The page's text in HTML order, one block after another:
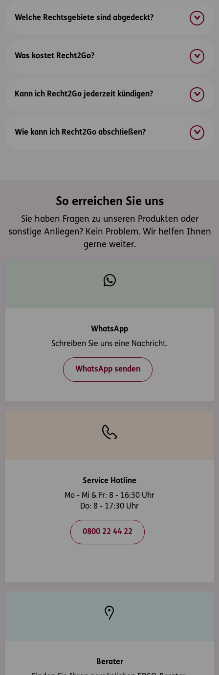
Welche Rechtsgebiete sind abgedeckt?
Was kostet Recht2Go?
Kann ich Recht2Go jederzeit kündigen?
Wie kann ich Recht2Go abschließen?
So erreichen Sie uns
Sie haben Fragen zu unseren Produkten oder
sonstige Anliegen? Kein Problem. Wir helfen Ihnen
gerne weiter.
WhatsApp
Schreiben Sie uns eine Nachricht.
WhatsApp senden
Service Hotline
Mo - Mi & Fr: 8 - 16:30 Uhr
Do: 8 - 17:30 Uhr
0800 22 44 22
Berater